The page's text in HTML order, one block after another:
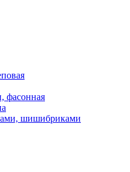
фасонная
шишибриками